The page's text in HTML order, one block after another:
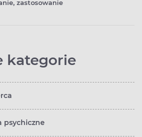
zastosowanie
kategorie
psychiczne